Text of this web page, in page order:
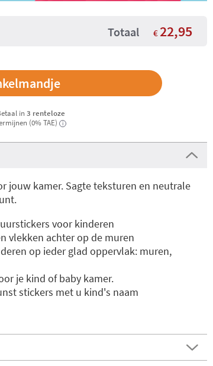
Totaal € 22,95
in3 renteloze
(0% TAE)
i
jouw kamer. Sagte teksturen en neutrale
voor kinderen
vlekken achter op de muren
op ieder glad oppervlak: muren,
je kind of baby kamer.
stickers met u kind's naam